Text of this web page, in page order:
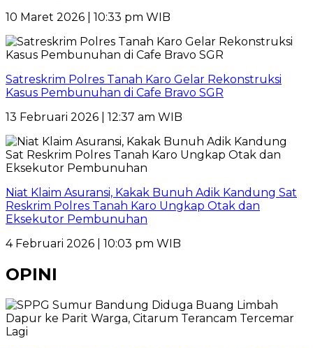
10 Maret 2026 | 10:33 pm WIB
Satreskrim Polres Tanah Karo Gelar Rekonstruksi
Kasus Pembunuhan di Cafe Bravo SGR
13 Februari 2026 | 12:37 am WIB
Niat Klaim Asuransi, Kakak Bunuh Adik Kandung Sat
Reskrim Polres Tanah Karo Ungkap Otak dan
Eksekutor Pembunuhan
4 Februari 2026 | 10:03 pm WIB
OPINI